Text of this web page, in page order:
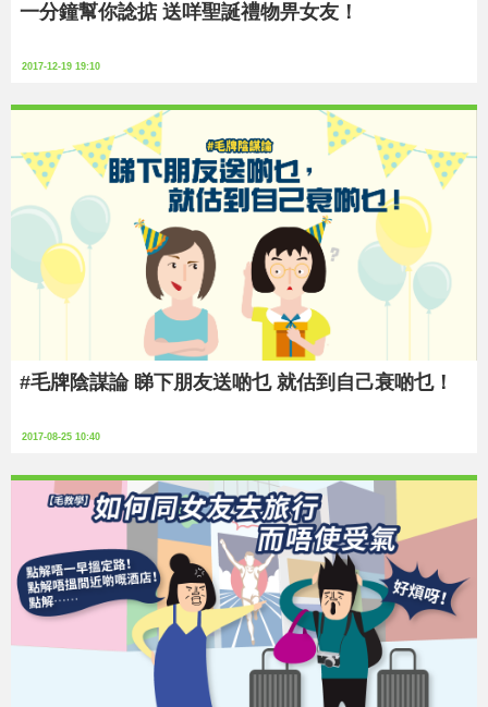
一分鐘幫你諗掂 送咩聖誕禮物畀女友！
2017-12-19 19:10
#毛牌陰謀論 睇下朋友送啲乜 就估到自己衰啲乜！
2017-08-25 10:40